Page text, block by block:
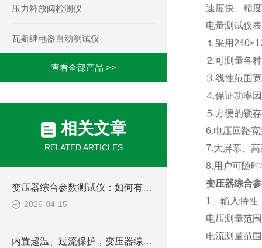
压力释放阀检测仪
瓦斯继电器自动测试仪
查看全部产品 >>
相关文章
RELATED ARTICLES
变压器综合参数测试仪：如何有效提升电力设备检测效率
2026-04-15
内置超温、过流保护，变压器综合参数测试仪兼顾安全与效率，助力电力现场作业
速度快、精
电量测试仪
⒈采用
⒉可测量各
⒊线性范围
⒋保证功率
⒌方便的锁
6.电压回路
7.大屏幕、
8.用户可随
变压器综合
1 、输入特性
电压测量范
电流测量范